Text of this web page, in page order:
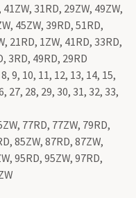
31RD, 29ZW, 49ZW,
45ZW, 39RD, 51RD,
21RD, 1ZW, 41RD, 33RD,
3RD, 49RD, 29RD
9, 10, 11, 12, 13, 14, 15,
27, 28, 29, 30, 31, 32, 33,
77RD, 77ZW, 79RD,
85ZW, 87RD, 87ZW,
95RD, 95ZW, 97RD,